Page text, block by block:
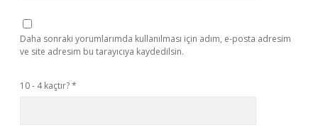
Daha sonraki yorumlarımda kullanılması için adım, e-posta adresim
ve site adresim bu tarayıcıya kaydedilsin.
10 - 4 kaçtır?*